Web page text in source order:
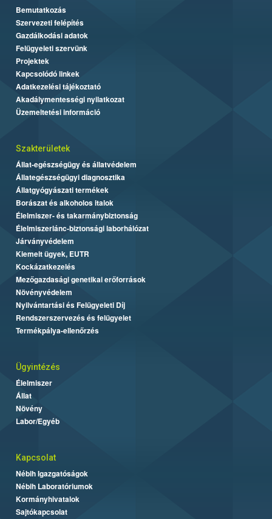
Bemutatkozás
Szervezeti felépítés
Gazdálkodási adatok
Felügyeleti szervünk
Projektek
Kapcsolódó linkek
Adatkezelési tájékoztató
Akadálymentességi nyilatkozat
Üzemeltetési információ
Szakterületek
Állat-egészségügy és állatvédelem
Állategészségügyi diagnosztika
Állatgyógyászati termékek
Borászat és alkoholos italok
Élelmiszer- és takarmánybiztonság
Élelmiszerlánc-biztonsági laborhálózat
Járványvédelem
Kiemelt ügyek, EUTR
Kockázatkezelés
Mezőgazdasági genetikai erőforrások
Növényvédelem
Nyilvántartási és Felügyeleti Díj
Rendszerszervezés és felügyelet
Termékpálya-ellenőrzés
Ügyintézés
Élelmiszer
Állat
Növény
Labor/Egyéb
Kapcsolat
Nébih Igazgatóságok
Nébih Laboratóriumok
Kormányhivatalok
Sajtókapcsolat